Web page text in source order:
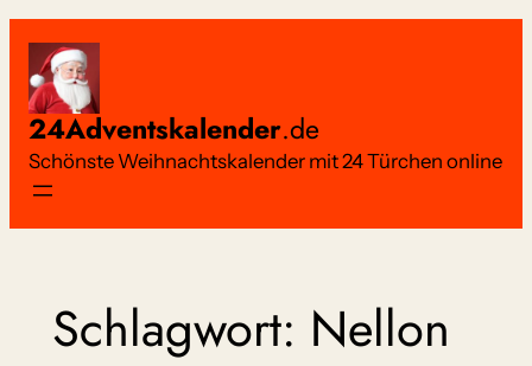
Inhalt
springen
24Adventskalender.de
Schönste Weihnachtskalender mit 24 Türchen online
Schlagwort: Nellon